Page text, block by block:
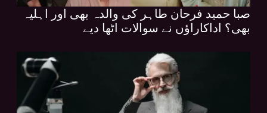
صبا حمید فرحان طاہر کی والدہ بھی اور اہلیہ
بھی؟ اداکاراؤں نے سوالات اٹھا دیے